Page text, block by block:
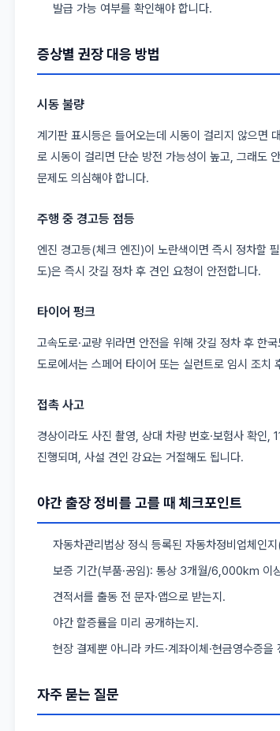
발급 가능 여부를 확인해야 합니다.
증상별 권장 대응 방법
시동 불량
계기판 표시등은 들어오는데 시동이 걸리지 않으면
로 시동이 걸리면 단순 방전 가능성이 높고, 그래도
문제도 의심해야 합니다.
주행 중 경고등 점등
엔진 경고등(체크 엔진)이 노란색이면 즉시 정차할
도)은 즉시 갓길 정차 후 견인 요청이 안전합니다.
타이어 펑크
고속도로·교량 위라면 안전을 위해 갓길 정차 후
도로에서는 스페어 타이어 또는 실런트로 임시 조치
접촉 사고
경상이라도 사진 촬영, 상대 차량 번호·보험사 확인,
진행되며, 사설 견인 강요는 거절해도 됩니다.
야간 출장 정비를 고를 때 체크포인트
자동차관리법상 정식 등록된 자동차정비업체인
보증 기간(부품·공임): 통상 3개월/6,000km 이
견적서를 출동 전 문자·앱으로 받는지.
야간 할증률을 미리 공개하는지.
현장 결제뿐 아니라 카드·계좌이체·현금영수증을
자주 묻는 질문